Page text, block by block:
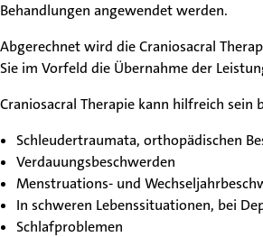
Unsere Fachgebiete
Ärztinnen & Ärzte
Behandlungen angewendet werden.
Abgerechnet wird die Craniosacral
Sie im Vorfeld die Übernahme der
Craniosacral Therapie kann hilfreich sein
Schleudertraumata, orthopädischen
Verdauungsbeschwerden
Menstruations- und
In schweren Lebenssituationen, bei
Schlafproblemen